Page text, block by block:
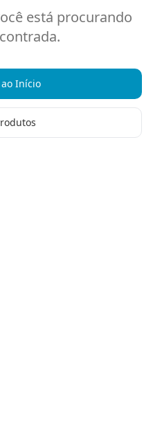
está procurando
Início